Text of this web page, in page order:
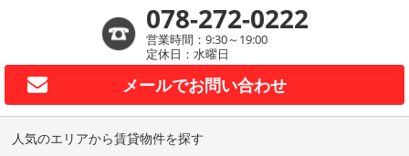
078-272-0222
営業時間：9:30～19:00
定休日：水曜日
メールでお問い合わせ
人気のエリアから賃貸物件を探す